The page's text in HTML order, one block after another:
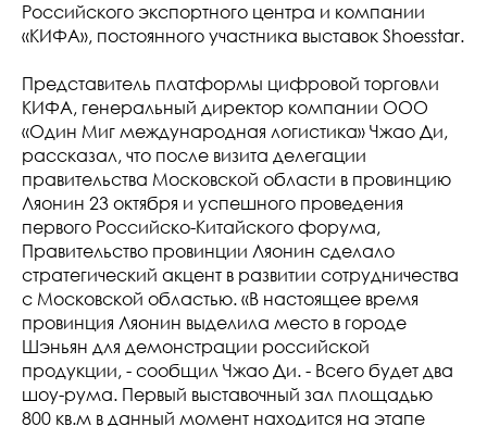
Российского экспортного центра и компании
«КИФА», постоянного участника выставок Shoesstar.
Представитель платформы цифровой торговли
КИФА, генеральный директор компании ООО
«Один Миг международная логистика» Чжао Ди,
рассказал, что после визита делегации
правительства Московской области в провинцию
Ляонин 23 октября и успешного проведения
первого Российско-Китайского форума,
Правительство провинции Ляонин сделало
стратегический акцент в развитии сотрудничества
с Московской областью. «В настоящее время
провинция Ляонин выделила место в городе
Шэньян для демонстрации российской
продукции, - сообщил Чжао Ди. - Всего будет два
шоу-рума. Первый выставочный зал площадью
800 кв.м в данный момент находится на этапе